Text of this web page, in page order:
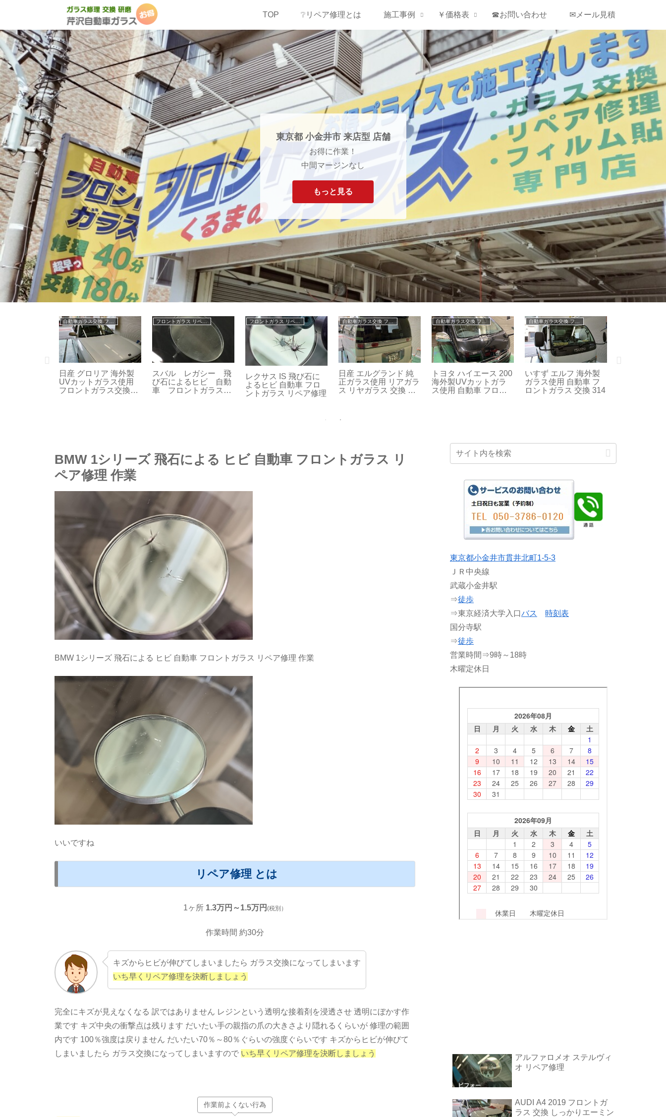
TOP ❔リペア修理とは 施工事例 ￥価格表 ☎お問い合わせ ✉メール見積
東京都 小金井市 来店型 店舗
お得に作業！
中間マージンなし
もっと見る
自動車ガラス交換 フロントガラス交換
いすず エルフ 海外製
ガラス使用 自動車 フ
ロントガラス 交換 314
自動車ガラス リペア修
理 メルセデスベンツ
402
AUDI A3 飛び石による
キズ 自動車 フロン
トガラス リペア修
自動車ガラス交換 フロントガラス交換
ホンダ ステップワゴン
リアガラス リヤガラス
交換 修理 021
自動車ガラス交換 フロントガラス交換
トヨタ ハイエース
海外製ガラス使用 自
動車 フロントガラ
日野 デュトロ 飛び
石によるヒビ フロン
トガラス リペア修
トヨタ サクシード 50
海外製ガラス使用 自動
車 フロントガラス 交
BMW 1シリーズ 飛石による ヒビ 自動車 フロントガラス リ
ペア修理 作業
BMW 1シリーズ 飛石による ヒビ 自動車 フロントガラス リペア修理 作業
いいですね
リペア修理 とは
1ヶ所 1.3万円～1.5万円 (税別）
作業時間 約30分
キズからヒビが伸びてしまいましたら ガラス交換になってしまいます
いち早くリペア修理を決断しましょう
完全にキズが見えなくなる 訳ではありません レジンという透明な接着剤を浸透させ 透明にぼかす作
業です キズ中央の衝撃点は残ります だいたい手の親指の爪の大きさより隠れるくらいが 修理の範囲
内です 100％強度は戻りません だいたい70％～80％ぐらいの強度ぐらいです キズからヒビが伸びて
しまいましたら ガラス交換になってしまいますので いち早くリペア修理を決断しましょう
作業前よくない行為
東京都小金井市貫井北町1-5-3
ＪＲ中央線
武蔵小金井駅
⇒徒歩
⇒東京経済大学入口バス
時刻表
国分寺駅
⇒徒歩
営業時間⇒9時～18時
木曜定休日
アルファロメオ ステルヴィ
オ リペア修理
AUDI A4 2019 フロントガ
ラス 交換 しっかりエーミン